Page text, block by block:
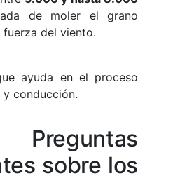
de moler el grano
fuerza del viento.
ayuda en el proceso
conducción.
sobre los